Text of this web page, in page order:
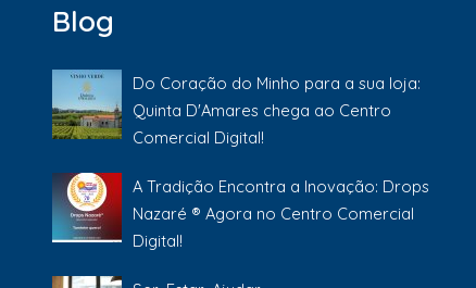
Blog
Do Coração do Minho para a sua loja:
Quinta D'Amares chega ao Centro
Comercial Digital!
A Tradição Encontra a Inovação: Drops
Nazaré ® Agora no Centro Comercial
Digital!